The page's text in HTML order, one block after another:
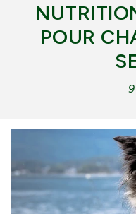
POUR